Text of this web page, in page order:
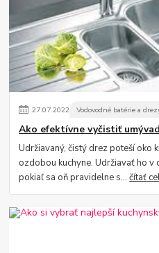
27.07.2022 Vodovodné batérie a
Ako efektívne vyčistiť
Udržiavaný, čistý drez poteší oko
ozdobou kuchyne. Udržiavať ho v
pokiaľ sa oň pravidelne s...čítať